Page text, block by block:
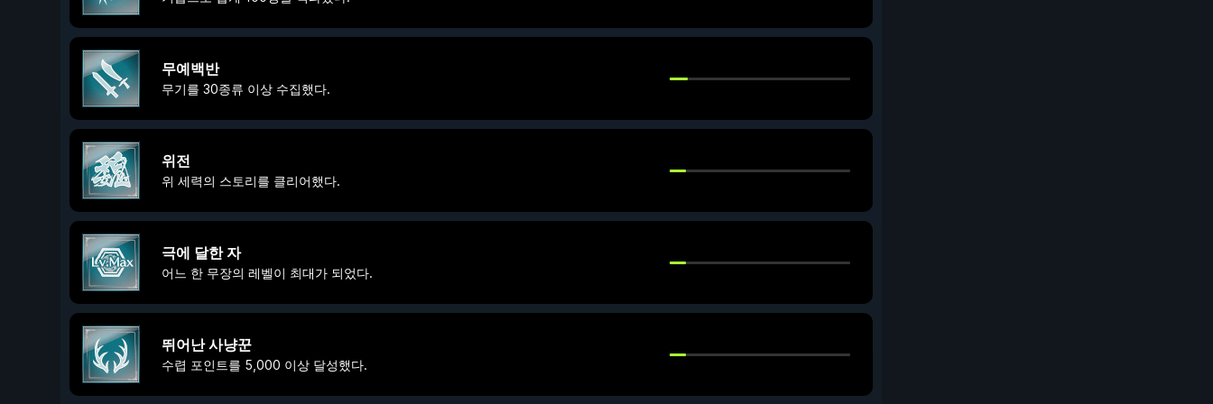
무예백반
무기를 30종류 이상 수집했다.
위전
위 세력의 스토리를 클리어했다.
극에 달한 자
어느 한 무장의 레벨이 최대가 되었다.
뛰어난 사냥꾼
수렵 포인트를 5,000 이상 달성했다.